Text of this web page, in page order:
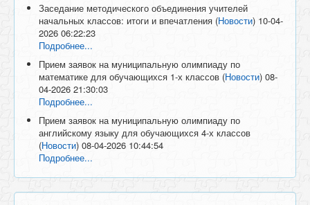
Заседание методического объединения учителей
начальных классов: итоги и впечатления (Новости) 10-04-
2026 06:22:23
Подробнее...
Прием заявок на муниципальную олимпиаду по
математике для обучающихся 1-х классов (Новости) 08-
04-2026 21:30:03
Подробнее...
Прием заявок на муниципальную олимпиаду по
английскому языку для обучающихся 4-х классов
(Новости) 08-04-2026 10:44:54
Подробнее...